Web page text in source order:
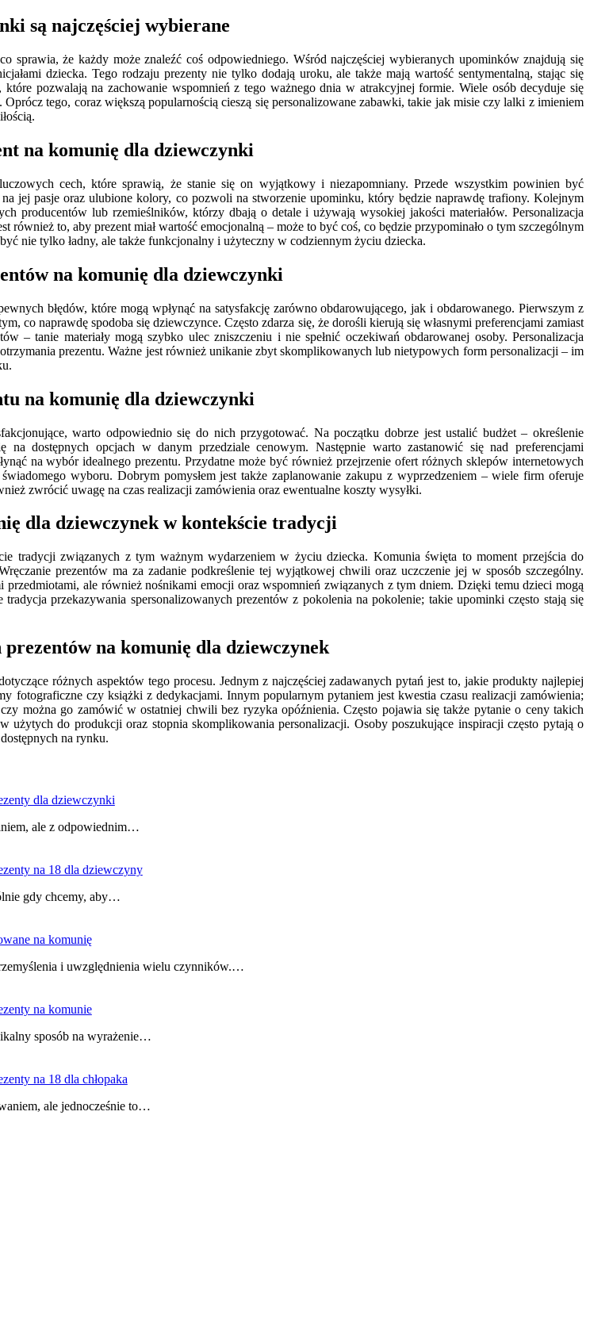
są najczęściej wybierane
że każdy może znaleźć coś odpowiedniego. Wśród najczęściej wybieranych upominków znajdują się
dziecka. Tego rodzaju prezenty nie tylko dodają uroku, ale także mają wartość sentymentalną, stając się
pozwalają na zachowanie wspomnień z tego ważnego dnia w atrakcyjnej formie. Wiele osób decyduje się
tego, coraz większą popularnością cieszą się personalizowane zabawki, takie jak misie czy lalki z imieniem
na komunię dla dziewczynki
cech, które sprawią, że stanie się on wyjątkowy i niezapomniany. Przede wszystkim powinien być
jej pasje oraz ulubione kolory, co pozwoli na stworzenie upominku, który będzie naprawdę trafiony. Kolejnym
producentów lub rzemieślników, którzy dbają o detale i używają wysokiej jakości materiałów. Personalizacja
to, aby prezent miał wartość emocjonalną – może to być coś, co będzie przypominało o tym szczególnym
nie tylko ładny, ale także funkcjonalny i użyteczny w codziennym życiu dziecka.
na komunię dla dziewczynki
błędów, które mogą wpłynąć na satysfakcję zarówno obdarowującego, jak i obdarowanego. Pierwszym z
co naprawdę spodoba się dziewczynce. Często zdarza się, że dorośli kierują się własnymi preferencjami zamiast
– tanie materiały mogą szybko ulec zniszczeniu i nie spełnić oczekiwań obdarowanej osoby. Personalizacja
prezentu. Ważne jest również unikanie zbyt skomplikowanych lub nietypowych form personalizacji – im
na komunię dla dziewczynki
warto odpowiednio się do nich przygotować. Na początku dobrze jest ustalić budżet – określenie
dostępnych opcjach w danym przedziale cenowym. Następnie warto zastanowić się nad preferencjami
na wybór idealnego prezentu. Przydatne może być również przejrzenie ofert różnych sklepów internetowych
wyboru. Dobrym pomysłem jest także zaplanowanie zakupu z wyprzedzeniem – wiele firm oferuje
zwrócić uwagę na czas realizacji zamówienia oraz ewentualne koszty wysyłki.
dla dziewczynek w kontekście tradycji
tradycji związanych z tym ważnym wydarzeniem w życiu dziecka. Komunia święta to moment przejścia do
prezentów ma za zadanie podkreślenie tej wyjątkowej chwili oraz uczczenie jej w sposób szczególny.
przedmiotami, ale również nośnikami emocji oraz wspomnień związanych z tym dniem. Dzięki temu dzieci mogą
przekazywania spersonalizowanych prezentów z pokolenia na pokolenie; takie upominki często stają się
na komunię dla dziewczynek
różnych aspektów tego procesu. Jednym z najczęściej zadawanych pytań jest to, jakie produkty najlepiej
fotograficzne czy książki z dedykacjami. Innym popularnym pytaniem jest kwestia czasu realizacji zamówienia;
można go zamówić w ostatniej chwili bez ryzyka opóźnienia. Często pojawia się także pytanie o ceny takich
do produkcji oraz stopnia skomplikowania personalizacji. Osoby poszukujące inspiracji często pytają o
na rynku.
dla dziewczynki
ale z odpowiednim…
na 18 dla dziewczyny
gdy chcemy, aby…
na komunię
i uwzględnienia wielu czynników.…
na komunie
sposób na wyrażenie…
na 18 dla chłopaka
ale jednocześnie to…